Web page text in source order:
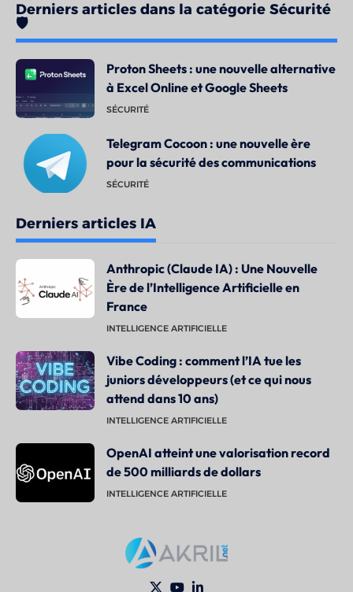
Derniers articles dans la catégorie Sécurité
🛡️
Proton Sheets : une nouvelle alternative
à Excel Online et Google Sheets
SÉCURITÉ
Telegram Cocoon : une nouvelle ère
pour la sécurité des communications
SÉCURITÉ
Derniers articles IA
Anthropic (Claude IA) : Une Nouvelle
Ère de l’Intelligence Artificielle en
France
INTELLIGENCE ARTIFICIELLE
Vibe Coding : comment l’IA tue les
juniors développeurs (et ce qui nous
attend dans 10 ans)
INTELLIGENCE ARTIFICIELLE
OpenAI atteint une valorisation record
de 500 milliards de dollars
INTELLIGENCE ARTIFICIELLE